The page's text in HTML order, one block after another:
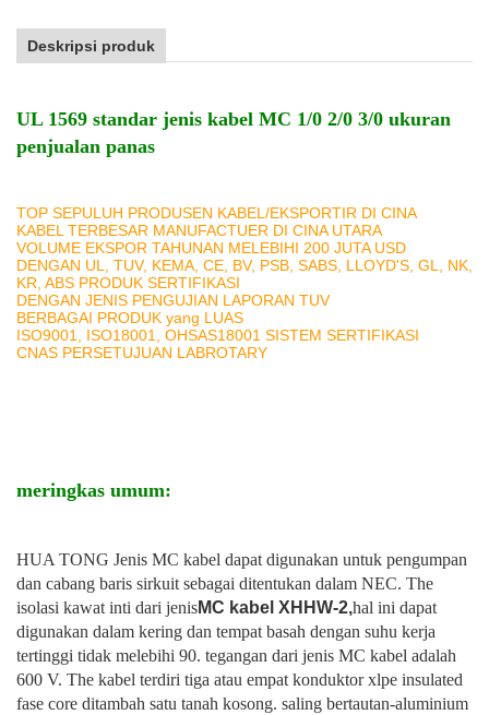
Deskripsi produk
UL 1569 standar jenis kabel MC 1/0 2/0 3/0 ukuran
penjualan panas
TOP SEPULUH PRODUSEN KABEL/EKSPORTIR DI CINA
KABEL TERBESAR MANUFACTUER DI CINA UTARA
VOLUME EKSPOR TAHUNAN MELEBIHI 200 JUTA USD
DENGAN UL, TUV, KEMA, CE, BV, PSB, SABS, LLOYD'S, GL, NK,
KR, ABS PRODUK SERTIFIKASI
DENGAN JENIS PENGUJIAN LAPORAN TUV
BERBAGAI PRODUK yang LUAS
ISO9001, ISO18001, OHSAS18001 SISTEM SERTIFIKASI
CNAS PERSETUJUAN LABROTARY
meringkas umum:
HUA TONG Jenis MC kabel dapat digunakan untuk pengumpan
dan cabang baris sirkuit sebagai ditentukan dalam NEC. The
isolasi kawat inti dari jenisMC kabel XHHW-2,hal ini dapat
digunakan dalam kering dan tempat basah dengan suhu kerja
tertinggi tidak melebihi 90. tegangan dari jenis MC kabel adalah
600 V. The kabel terdiri tiga atau empat konduktor xlpe insulated
fase core ditambah satu tanah kosong. saling bertautan-aluminium